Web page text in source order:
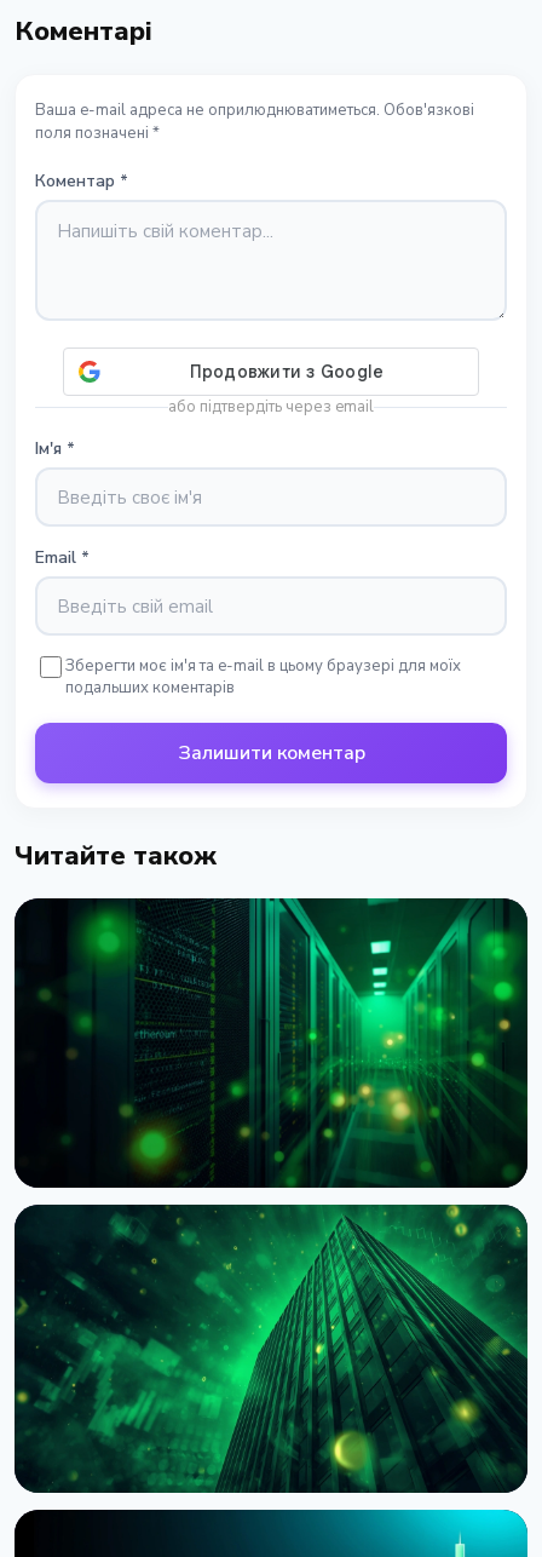
Коментарі
Ваша e-mail адреса не оприлюднюватиметься. Обов'язкові
поля позначені *
Коментар *
або підтвердіть через email
Ім'я *
Email *
Зберегти моє ім'я та e-mail в цьому браузері для моїх
подальших коментарів
Залишити коментар
Читайте також
НОВИНА
BNY Mellon запускає стейкінг для інституційних
клієнтів разом із Galaxy
4 серпня 2026 р. 4 хв читання